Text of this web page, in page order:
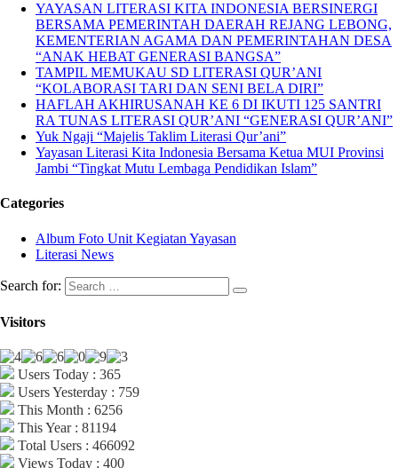
YAYASAN LITERASI KITA INDONESIA BERSINERGI
BERSAMA PEMERINTAH DAERAH REJANG LEBONG,
KEMENTERIAN AGAMA DAN PEMERINTAHAN DESA
“ANAK HEBAT GENERASI BANGSA”
TAMPIL MEMUKAU SD LITERASI QUR’ANI
“KOLABORASI TARI DAN SENI BELA DIRI”
HAFLAH AKHIRUSANAH KE 6 DI IKUTI 125 SANTRI
RA TUNAS LITERASI QUR’ANI “GENERASI QUR’ANI”
Yuk Ngaji “Majelis Taklim Literasi Qur’ani”
Yayasan Literasi Kita Indonesia Bersama Ketua MUI Provinsi
Jambi “Tingkat Mutu Lembaga Pendidikan Islam”
Categories
Album Foto Unit Kegiatan Yayasan
Literasi News
Search for:
Visitors
Users Today : 365
Users Yesterday : 759
This Month : 6256
This Year : 81194
Total Users : 466092
Views Today : 400